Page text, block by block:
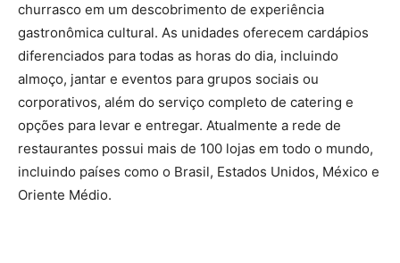
churrasco em um descobrimento de experiência
gastronômica cultural. As unidades oferecem cardápios
diferenciados para todas as horas do dia, incluindo
almoço, jantar e eventos para grupos sociais ou
corporativos, além do serviço completo de catering e
opções para levar e entregar. Atualmente a rede de
restaurantes possui mais de 100 lojas em todo o mundo,
incluindo países como o Brasil, Estados Unidos, México e
Oriente Médio.